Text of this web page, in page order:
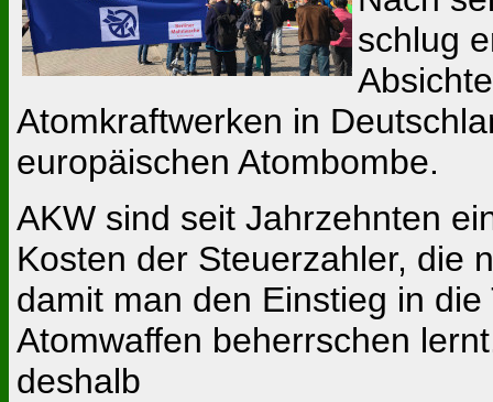
schlug
Atomkraftwerken in
europäischen Atombombe.
AKW sind seit Jahrzehnten
Kosten der Steuerzahler, die
damit man den Einstieg in
Atomwaffen beherrschen
deshalb